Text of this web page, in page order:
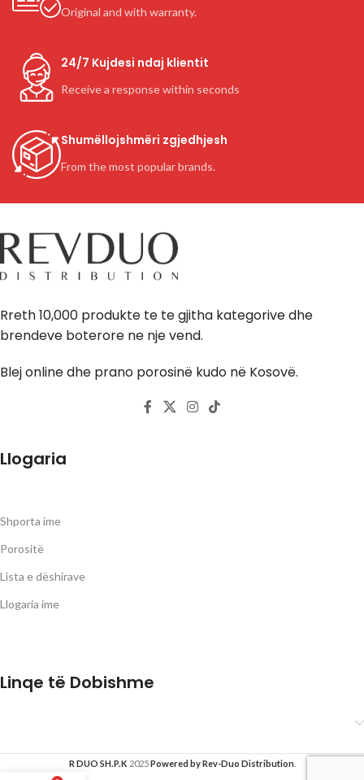
Original and with warranty.
24/7 Kujdesi ndaj klientit
Receive a response within seconds
Shumëllojshmëri zgjedhjesh
From the most popular brands.
Rreth 10,000 produkte te te gjitha kategorive dhe
brendeve boterore ne nje vend.
Blej online dhe prano porosinë kudo në Kosovë.
Llogaria
Shporta ime
Porositë
Lista e dëshirave
Llogaria ime
Linqe të Dobishme
R DUO SH.P.K 2025Powered by Rev-Duo Distribution